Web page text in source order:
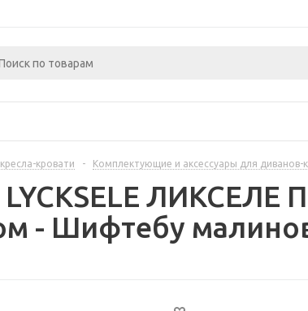
кровати - Комплектующие и аксессуары для диванов-
LYCKSELE
- Шифтебу